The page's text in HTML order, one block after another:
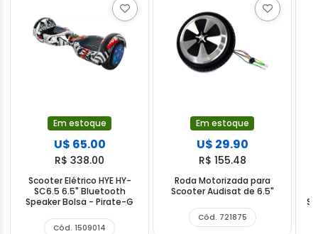
Em estoque
U$ 65.00
R$ 338.00
Scooter Elétrico HYE HY-
SC6.5 6.5" Bluetooth
Speaker Bolsa - Pirate-G
Cód. 1509014
Em estoque
U$ 29.90
R$ 155.48
Roda Motorizada para
Scooter Audisat de 6.5"
Cód. 721875